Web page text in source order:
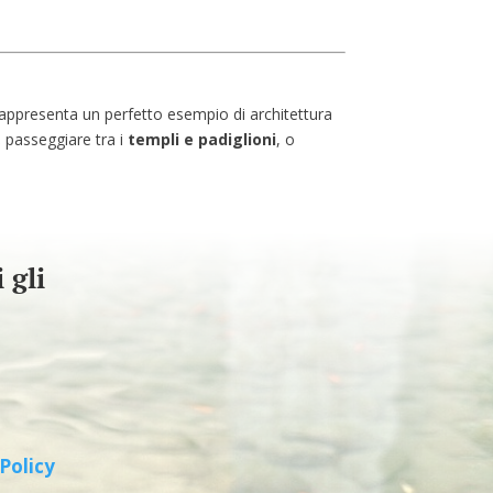
un perfetto esempio di architettura
passeggiare tra i templi e padiglioni, o
gli